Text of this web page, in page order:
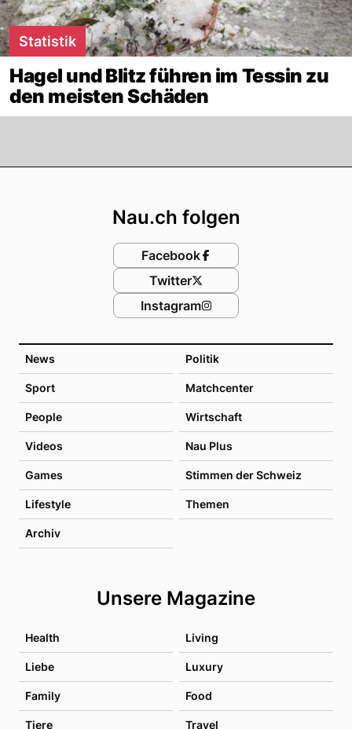
Statistik
Hagel und Blitz führen im Tessin zu
den meisten Schäden
News Politik
Sport Matchcenter
People Wirtschaft
Videos Nau Plus
Games Stimmen der Schweiz
Lifestyle Themen
Archiv
Unsere Magazine
Health Living
Liebe Luxury
Family Food
Tiere Travel
Nau.ch folgen
Facebook
Twitter
Instagram